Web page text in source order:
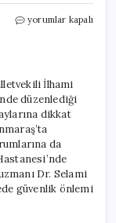
CHP’li
Tepki:
“Tekirdağ’daki
Tek
Uzman
Darp
Edildi”
için
yorumlar kapalı
İlhami
düzenlediği
dikkat
da
Dr. Selami
güvenlik önlemi